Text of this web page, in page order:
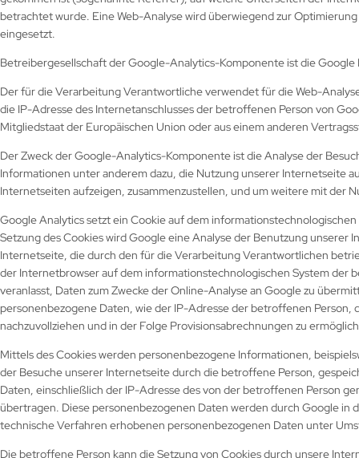
betrachtet wurde. Eine Web-Analyse wird überwiegend zur
eingesetzt.
Betreibergesellschaft der Google-Analytics-Komponente ist die
Der für die Verarbeitung Verantwortliche verwendet für die Web-
die IP-Adresse des Internetanschlusses der betroffenen Person von
Mitgliedstaat der Europäischen Union oder aus einem anderen
Der Zweck der Google-Analytics-Komponente ist die Analyse der
Informationen unter anderem dazu, die Nutzung unserer Internetseite
Internetseiten aufzeigen, zusammenzustellen, und um weitere mit der
Google Analytics setzt ein Cookie auf dem
Setzung des Cookies wird Google eine Analyse der Benutzung
Internetseite, die durch den für die Verarbeitung Verantwortlichen
der Internetbrowser auf dem informationstechnologischen System
veranlasst, Daten zum Zwecke der Online-Analyse an Google zu
personenbezogene Daten, wie der IP-Adresse der betroffenen
nachzuvollziehen und in der Folge Provisionsabrechnungen zu
Mittels des Cookies werden personenbezogene Informationen,
der Besuche unserer Internetseite durch die betroffene Person,
Daten, einschließlich der IP-Adresse des von der betroffenen Person
übertragen. Diese personenbezogenen Daten werden durch Google
technische Verfahren erhobenen personenbezogenen Daten unter
Die betroffene Person kann die Setzung von Cookies durch unsere